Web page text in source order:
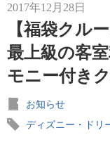
2017年12月28日
【福袋クル
最上級の客
モニー付き
お知らせ
ディズニー・ドリ